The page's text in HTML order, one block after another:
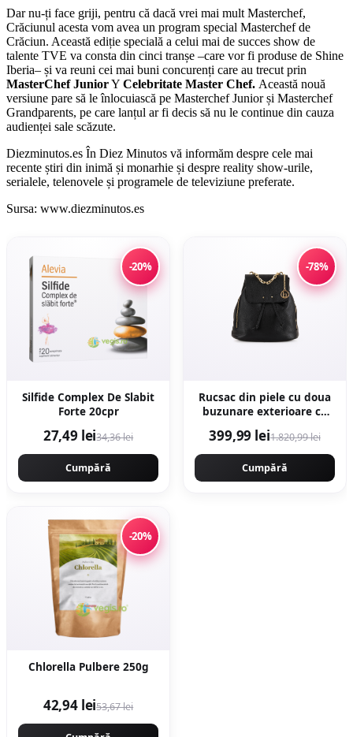
Dar nu-ți face griji, pentru că dacă vrei mai mult Masterchef,
Crăciunul acesta vom avea un program special Masterchef de
Crăciun. Această ediție specială a celui mai de succes show de
talente TVE va consta din cinci tranșe –care vor fi produse de Shine
Iberia– și va reuni cei mai buni concurenți care au trecut prin
MasterChef JuniorY Celebritate Master Chef. Această nouă
versiune pare să le înlocuiască pe Masterchef Junior și Masterchef
Grandparents, pe care lanțul ar fi decis să nu le continue din cauza
audienței sale scăzute.
Diezminutos.es În Diez Minutos vă informăm despre cele mai
recente știri din inimă și monarhie și despre reality show-urile,
serialele, telenovele și programele de televiziune preferate.
Sursa: www.diezminutos.es
-20%
Silfide Complex De Slabit
Forte 20cpr
27,49 lei34,36 lei
Cumpără
-78%
Rucsac din piele cu doua
buzunare exterioare cu
399,99 lei1.820,99 lei
Cumpără
-20%
Chlorella Pulbere 250g
42,94 lei53,67 lei